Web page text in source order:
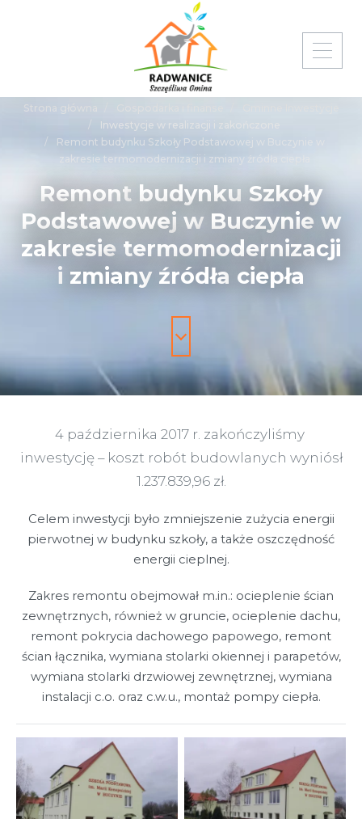
Strona główna
Inwestycje w realizacji i zakończone
Remont budynku Szkoły Podstawowej w Buczynie w
zakresie termomodernizacji i zmiany źródła ciepła
Remont budynku Szkoły
Podstawowej w Buczynie w
zakresie termomodernizacji
i zmiany źródła ciepła
4 października 2017 r. zakończyliśmy
inwestycję – koszt robót budowlanych wyniósł
1.237.839,96 zł.
Celem inwestycji było zmniejszenie zużycia energii
pierwotnej w budynku szkoły, a także oszczędność
energii cieplnej.
Zakres remontu obejmował m.in.: ocieplenie ścian
zewnętrznych, również w gruncie, ocieplenie dachu,
remont pokrycia dachowego papowego, remont
ścian łącznika, wymiana stolarki okiennej i parapetów,
wymiana stolarki drzwiowej zewnętrznej, wymiana
instalacji c.o. oraz c.w.u., montaż pompy ciepła.